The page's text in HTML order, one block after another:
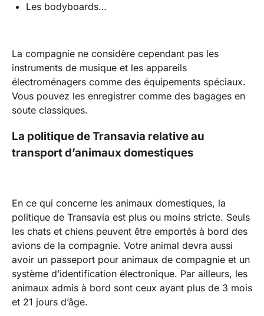
Les bodyboards…
La compagnie ne considère cependant pas les
instruments de musique et les appareils
électroménagers comme des équipements spéciaux.
Vous pouvez les enregistrer comme des bagages en
soute classiques.
La politique de Transavia relative au
transport d’animaux domestiques
En ce qui concerne les animaux domestiques, la
politique de Transavia est plus ou moins stricte. Seuls
les chats et chiens peuvent être emportés à bord des
avions de la compagnie. Votre animal devra aussi
avoir un passeport pour animaux de compagnie et un
système d’identification électronique. Par ailleurs, les
animaux admis à bord sont ceux ayant plus de 3 mois
et 21 jours d’âge.